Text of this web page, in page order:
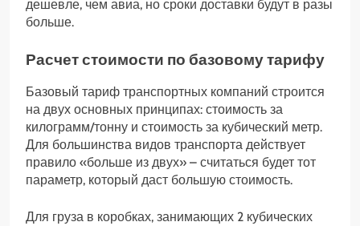
дешевле, чем авиа, но сроки доставки будут в разы
больше.
Расчет стоимости по базовому тарифу
Базовый тариф транспортных компаний строится
на двух основных принципах: стоимость за
килограмм/тонну и стоимость за кубический метр.
Для большинства видов транспорта действует
правило «больше из двух» – считаться будет тот
параметр, который даст большую стоимость.
Для груза в коробках, занимающих 2 кубических